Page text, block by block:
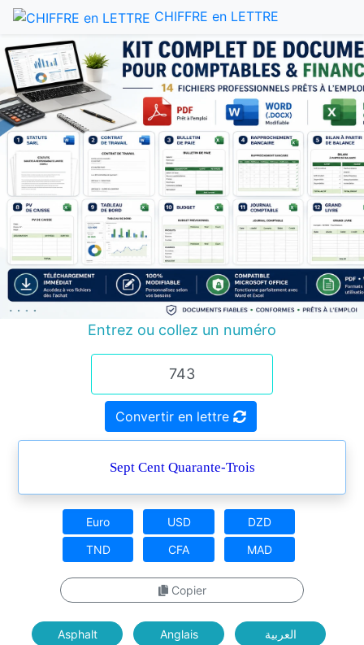
CHIFFRE en LETTRE
Entrez ou collez un numéro
Convertir en lettre
Sept Cent Quarante-Trois
Euro USD
DZD
TND
CFA MAD
Copier
Asphalt Anglais
العربية